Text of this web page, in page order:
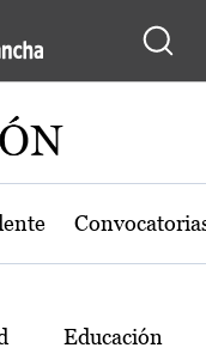
Castilla-La
Educación